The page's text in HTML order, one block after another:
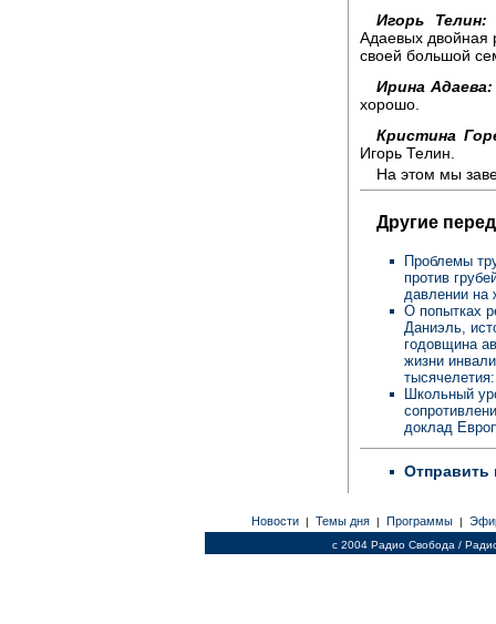
Игорь Телин:
Адаевых двойная
своей большой
Ирина Адаева:
хорошо.
Кристина
Игорь Телин.
На этом мы
Другие
Проблемы
против
давлении на
О попытках
Даниэль,
годовщина
жизни
Школьный
доклад
Отправить
Новости | Темы дня | Программы |
c 2004 Радио Свобода /